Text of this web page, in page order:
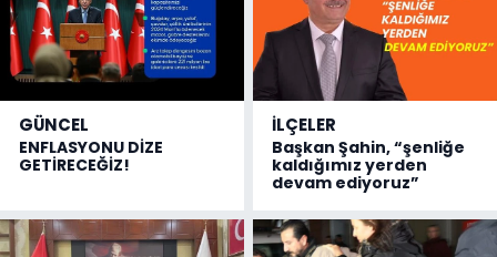
GÜNCEL
ENFLASYONU DİZE
GETİRECEĞİZ!
İLÇELER
Başkan Şahin, “şenliğe
kaldığımız yerden
devam ediyoruz”